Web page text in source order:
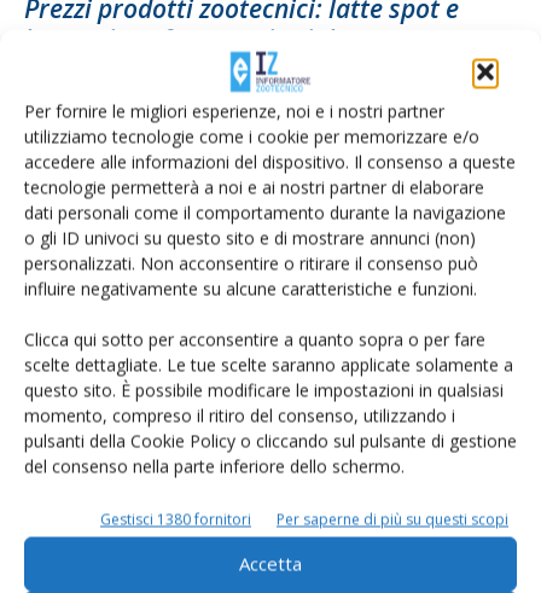
Per fornire le migliori esperienze, noi e i nostri partner
utilizziamo tecnologie come i cookie per memorizzare e/o
accedere alle informazioni del dispositivo. Il consenso a queste
tecnologie permetterà a noi e ai nostri partner di elaborare
dati personali come il comportamento durante la navigazione
o gli ID univoci su questo sito e di mostrare annunci (non)
personalizzati. Non acconsentire o ritirare il consenso può
influire negativamente su alcune caratteristiche e funzioni.
Clicca qui sotto per acconsentire a quanto sopra o per fare
scelte dettagliate. Le tue scelte saranno applicate solamente a
questo sito. È possibile modificare le impostazioni in qualsiasi
momento, compreso il ritiro del consenso, utilizzando i
pulsanti della Cookie Policy o cliccando sul pulsante di gestione
del consenso nella parte inferiore dello schermo.
Gestisci 1380 fornitori Per saperne di più su questi scopi
Accetta
Prezzi prodotti zootecnici: latte spot e
burro si confermano in rialzo
Prezzi prodotti zootecnici: primi ribassi
per il Parmigiano Reggiano
Di Alice Martini 24 Ottobre 2023